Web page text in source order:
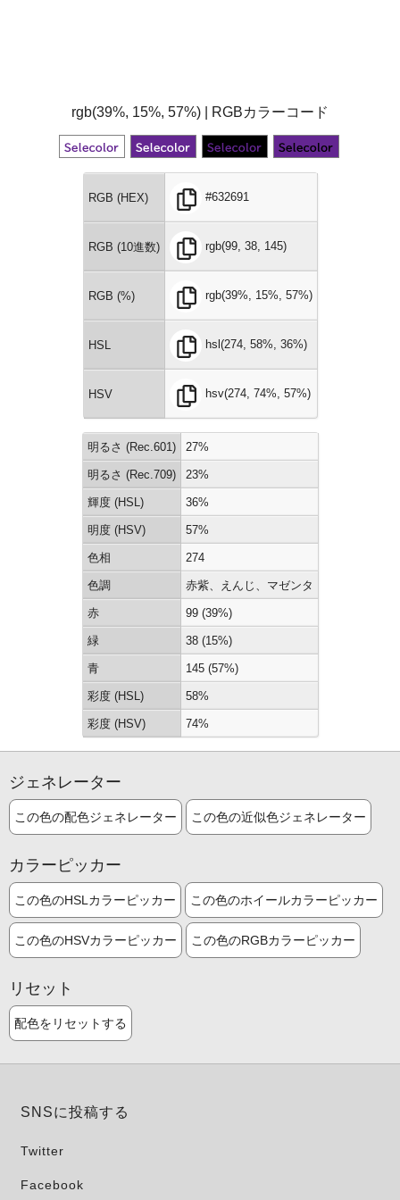
rgb(39%, 15%, 57%) | RGBカラーコード
RGB (HEX) #632691
RGB (10進数) rgb(99, 38, 145)
RGB (%) rgb(39%, 15%, 57%)
HSL hsl(274, 58%, 36%)
HSV hsv(274, 74%, 57%)
明るさ (Rec.601) 27%
明るさ (Rec.709) 23%
輝度 (HSL) 36%
明度 (HSV) 57%
色相 274
色調 赤紫、えんじ、マゼンタ
赤 99 (39%)
緑 38 (15%)
青 145 (57%)
彩度 (HSL) 58%
彩度 (HSV) 74%
ジェネレーター
この色の配色ジェネレーター この色の近似色ジェネレーター
カラーピッカー
この色のHSLカラーピッカー この色のホイールカラーピッカー
この色のHSVカラーピッカー この色のRGBカラーピッカー
リセット
配色をリセットする
SNSに投稿する
Twitter
Facebook